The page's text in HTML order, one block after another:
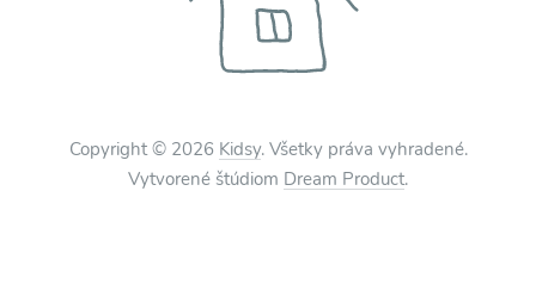
Copyright © 2026 Kidsy. Všetky práva vyhradené.
Vytvorené štúdiom Dream Product.